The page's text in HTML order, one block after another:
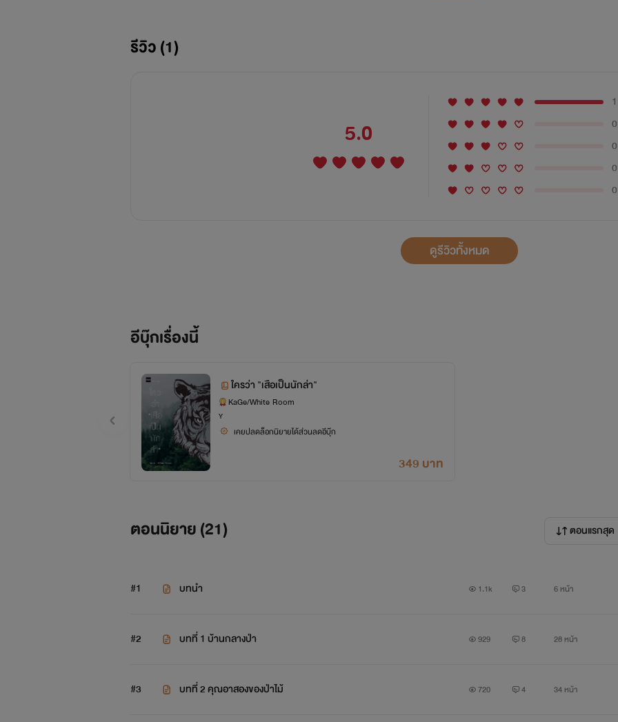
พนา (สอง)
“ในเมื่อฉันเป็นเจ้าของชีวิตของเธอแล้ว ฉันจะปกป้องและดูแลเธอ...ดีมั้ย”
ป่าไม้ค่อยๆ วางมือของตัวเองที่เหมือนจะหยาบกว่ามือของพนาเสียอีกลงบนมือบางนุ่ม ทันทีที่มือป่าไม้
เอาไว้ เขาออกแรงกำก่อนที่จะขยับยิ้มบางๆ ให้เจ้าของมือ
ป่าไม้รู้สึกแปลกไม่น้อย เขามีลุง ป้า น้า อา ปู่ ย่า ตา และยายเยอะแยะไปหมด เพราะคนในหมูบ้านที่เ
ไว้ไม่ต่างจากสายน้ำอุ่นที่ไหลรินหล่อเลี้ยงรักษาบาดแผลในใจ
“อาสองของป่าไม้”
ป่าไม้ยิ้มบางๆ แล้วค่อยๆ หลับตาลง จริงอย่างที่อาสองของป่าไม้บอกไว้ว่าเขาจะไม่ฝันร้าย เพราะเมื่อห
White Room
KaGe
ใครชอบแนวแฟตาซี กลายร่างเป็นสัตว์ได้ ของฝาก “คุณอาสองของป่าไม้” ไว้ในอ้อมอกอ้อมใจด้วยค่ะ
รีวิว (1)
5.0
1
0
0
0
0
ดูรีวิวทั้งหมด
อีบุ๊กเรื่องนี้
ใครว่า "เสือเป็นนักล่า"
KaGe/White Room
Y
เคยปลดล็อกนิยายได้ส่วนลดอีบุ๊ก
349 บาท
ตอนนิยาย (21) ตอนแรกสุด
#1 บทนำ 1.1k 3 6 หน้า
#2 ​บทที่ 1 บ้านกลางป่า 929 8 28 หน้า
#3 บทที่ 2 คุณอาสองของป่าไม้ 720 4 34 หน้า